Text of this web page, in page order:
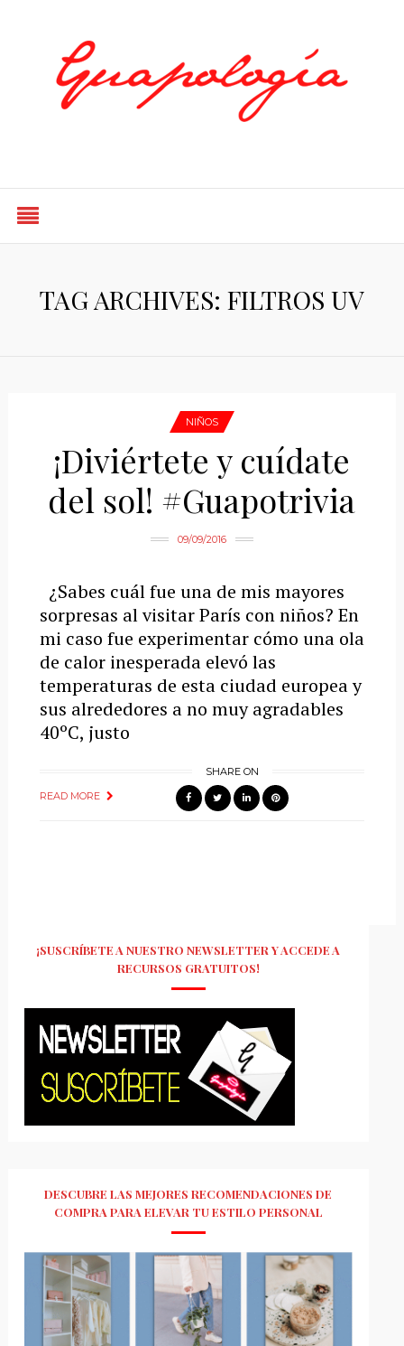
TAG ARCHIVES: FILTROS UV
NIÑOS
¡Diviértete y cuídate
del sol! #Guapotrivia
09/09/2016
¿Sabes cuál fue una de mis mayores
sorpresas al visitar París con niños? En
mi caso fue experimentar cómo una ola
de calor inesperada elevó las
temperaturas de esta ciudad europea y
sus alrededores a no muy agradables
40ºC, justo
READ MORE
SHARE ON
¡SUSCRÍBETE A NUESTRO NEWSLETTER Y ACCEDE A
RECURSOS GRATUITOS!
DESCUBRE LAS MEJORES RECOMENDACIONES DE
COMPRA PARA ELEVAR TU ESTILO PERSONAL